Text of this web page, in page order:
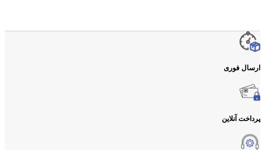
ارسال فوری
پرداخت آنلاین